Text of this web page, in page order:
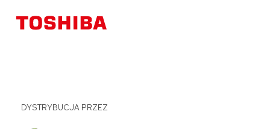
DYSTRYBUCJA PRZEZ